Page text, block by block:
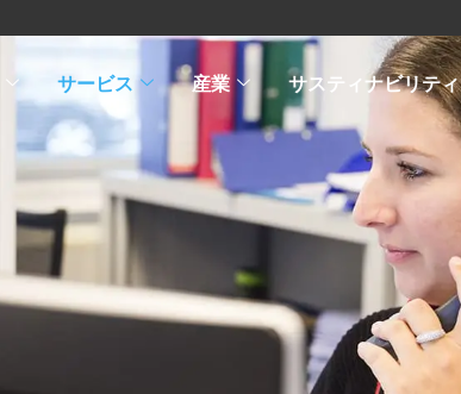
サービス 産業 サスティナビリティ